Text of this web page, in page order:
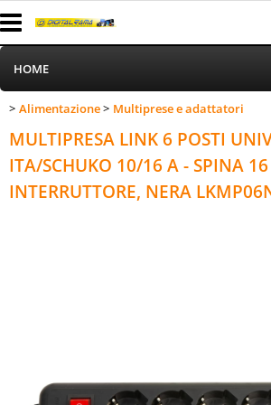
Category: HOME>Alimentazione>
HOME
Informatica
Telefonia
Illuminazione
Alimentazione Multiprese e adattatori
MULTIPRESA LINK 6 POSTI
ITA/SCHUKO 10/16 A - SPINA
INTERRUTTORE, NERA